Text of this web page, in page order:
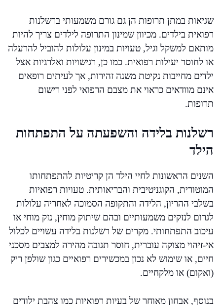
שגיאות במתן תרופות הן גם גורם משמעותי ברשלנות
רפואית בילדים. מכיוון שמינון התרופה לילדים צריך להיות
מותאם למשקל וגיל, טעויות במינון עלולות להוביל להרעלה
או לחוסר יעילות רפואית. כמו כן, רגישויות ואלרגיות אצל
ילדים מחייבות נקיטת משנה זהירות, אך לעיתים רופאים
אינם מוודאים כראוי את מצבם הרפואי לפני רישום
תרופות.
רשלנות בלידה והשפעתה על התפתחות
הילד
השנים הראשונות לחיי הילד הן קריטיות להתפתחותו
המוטורית, הקוגניטיבית והבריאותית. טעויות רפואיות
בשלבי ההריון, הלידה והתקופה הסמוכה לאחריה עלולות
לגרום לנזקים משמעותיים ובהם שיתוק מוחין, נזק מוחי או
עיכוב התפתחותי. מקרים של רשלנות בלידה עשויים לכלול
אי-זיהוי מצוקה עוברית, חוסר תגובה מהירה למצבים מסכני
חיים, או שימוש לא נכון במכשירים רפואיים כגון שולפן ריק
(ואקום) או מלקחיים.
בנוסף, אבחון מאוחר של בעיות רפואיות כמו צהבת ילודים